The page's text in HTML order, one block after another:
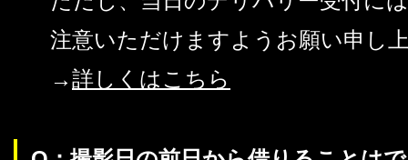
注意いただけますようお願い申し
→詳しくはこちら